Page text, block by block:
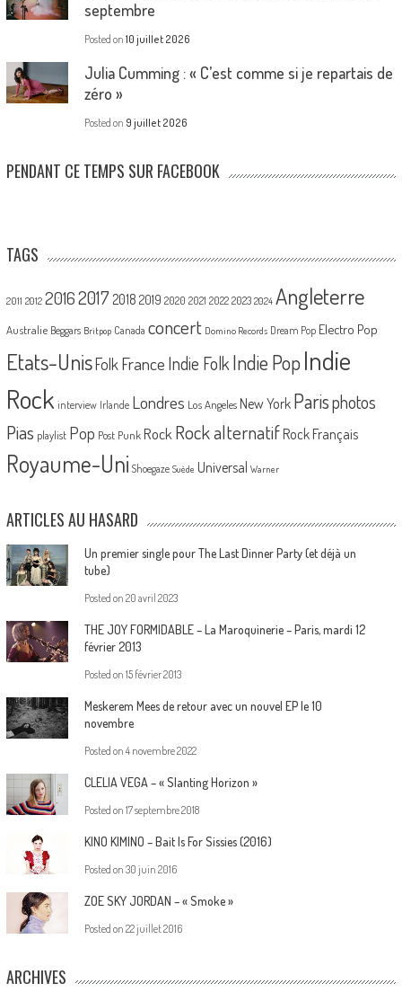
septembre
Posted on 10 juillet 2026
Julia Cumming : « C’est comme si je repartais de
zéro »
Posted on 9 juillet 2026
PENDANT CE TEMPS SUR FACEBOOK
TAGS
2011 2012 20162017 2018 2019 2020 2021 2022 2023 2024 Angleterre
Australie Beggars Britpop Canada concert Domino Records Dream Pop Electro Pop
Etats-UnisFolk France Indie FolkIndie PopIndie
Rock interview Irlande Londres Los Angeles New York Parisphotos
Pias playlist Pop Post Punk Rock Rock alternatif Rock Français
Royaume-Uni Shoegaze Suède Universal Warner
ARTICLES AU HASARD
Un premier single pour The Last Dinner Party (et déjà un
tube)
Posted on 20 avril 2023
THE JOY FORMIDABLE – La Maroquinerie – Paris, mardi 12
février 2013
Posted on 15 février 2013
Meskerem Mees de retour avec un nouvel EP le 10
novembre
Posted on 4 novembre 2022
CLELIA VEGA – « Slanting Horizon »
Posted on 17 septembre 2018
KINO KIMINO – Bait Is For Sissies (2016)
Posted on 30 juin 2016
ZOE SKY JORDAN – « Smoke »
Posted on 22 juillet 2016
ARCHIVES